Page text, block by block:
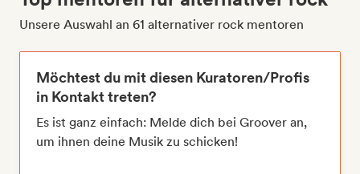
Unsere Auswahl an 61 alternativer rock mentoren
Möchtest du mit diesen Kuratoren/Profis
in Kontakt treten?
Es ist ganz einfach: Melde dich bei Groover an,
um ihnen deine Musik zu schicken!